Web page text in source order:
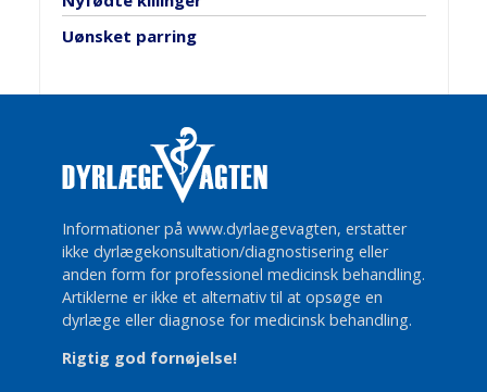
Uønsket parring
Informationer på www.dyrlaegevagten, erstatter
ikke dyrlægekonsultation/diagnostisering eller
anden form for professionel medicinsk behandling.
Artiklerne er ikke et alternativ til at opsøge en
dyrlæge eller diagnose for medicinsk behandling.
Rigtig god fornøjelse!